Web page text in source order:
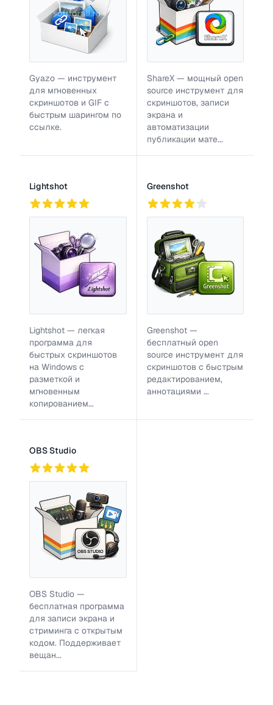
Gyazo — инструмент
для мгновенных
скриншотов и GIF с
быстрым шарингом по
ссылке.
ShareX — мощный open
source инструмент для
скриншотов, записи
экрана и
автоматизации
публикации мате...
Lightshot
Lightshot — легкая
программа для
быстрых скриншотов
на Windows с
разметкой и
мгновенным
копированием...
Greenshot
Greenshot —
бесплатный open
source инструмент для
скриншотов с быстрым
редактированием,
аннотациями ...
OBS Studio
OBS Studio —
бесплатная программа
для записи экрана и
стриминга с открытым
кодом. Поддерживает
вещан...